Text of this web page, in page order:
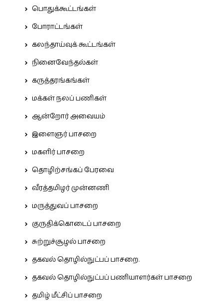
பொதுக்கூட்டங்கள்
போராட்டங்கள்
கலந்தாய்வுக் கூட்டங்கள்
நினைவேந்தல்கள்
கருத்தரங்கங்கள்
மக்கள் நலப் பணிகள்
ஆன்றோர் அவையம்
இளைஞர் பாசறை
மகளிர் பாசறை
தொழிற்சங்கப் பேரவை
வீரத்தமிழர் முன்னணி
மருத்துவப் பாசறை
குருதிக்கொடைப் பாசறை
சுற்றுச்சூழல் பாசறை
தகவல் தொழில்நுட்பப் பாசறை.
தகவல் தொழில்நுட்பப் பணியாளர்கள் பாசறை
தமிழ் மீட்சிப் பாசறை